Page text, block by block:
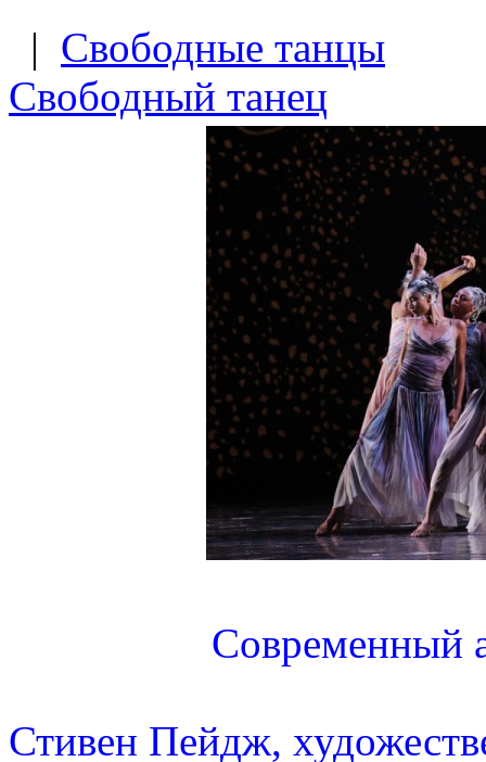
| Свободные танцы
Свободный танец
Современный
Стивен Пейдж,